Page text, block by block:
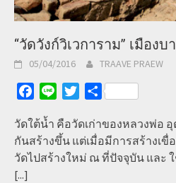
“วัดวังก์วิเวการาม” เมือง
05/04/2016 TRAAVE PRAEW
Facebook
Line TwitterShare
วัดใต้น้ำ คือวัดเก่าของหลวงพ่อ
กันสร้างขึ้น แต่เมื่อมีการสร้างเขื่
วัดไปสร้างใหม่ ณ ที่ปัจจุบัน และ
[...]